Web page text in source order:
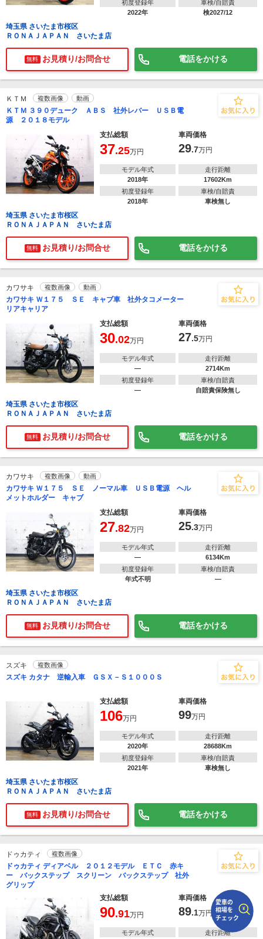
初度登録年
2022年
車検/自賠責
検2027/12
埼玉県 さいたま市桜区
ＲＯＮＡＪＡＰＡＮ さいたま店
無料 お見積り/お問合せ 電話をかける
ＫＴＭ 複数画像 動画
ＫＴＭ ３９０デューク ＡＢＳ 社外レバー ＵＳＢ電
源 ２０１８モデル
支払総額
車両価格
37.25万円 29.7万円
モデル年式
2018年
走行距離
17602Km
初度登録年
2018年
車検/自賠責
車検無し
埼玉県 さいたま市桜区
ＲＯＮＡＪＡＰＡＮ さいたま店
無料 お見積り/お問合せ 電話をかける
カワサキ 複数画像 動画
カワサキ Ｗ１７５ ＳＥ キャブ車 社外タコメーター
リアキャリア
支払総額
車両価格
30.02万円 27.5万円
モデル年式
―
走行距離
2714Km
初度登録年
―
車検/自賠責
自賠責保険無し
埼玉県 さいたま市桜区
ＲＯＮＡＪＡＰＡＮ さいたま店
無料 お見積り/お問合せ 電話をかける
カワサキ 複数画像 動画
カワサキ Ｗ１７５ ＳＥ ノーマル車 ＵＳＢ電源 ヘル
メットホルダー キャブ
支払総額
車両価格
27.82万円 25.3万円
モデル年式
―
走行距離
6134Km
初度登録年
年式不明
車検/自賠責
―
埼玉県 さいたま市桜区
ＲＯＮＡＪＡＰＡＮ さいたま店
無料 お見積り/お問合せ 電話をかける
スズキ 複数画像
スズキ カタナ 逆輸入車 ＧＳＸ－Ｓ１０００Ｓ
支払総額 車両価格
106万円 99万円
モデル年式
2020年
走行距離
28688Km
初度登録年
2021年
車検/自賠責
車検無し
埼玉県 さいたま市桜区
ＲＯＮＡＪＡＰＡＮ さいたま店
無料 お見積り/お問合せ 電話をかける
ドゥカティ 複数画像
ドゥカティ ディアベル ２０１２モデル ＥＴＣ 赤キ
ー バックステップ スクリーン バックステップ 社外
グリップ
支払総額
車両価格
90.91万円 89.1万円
モデル年式 走行距離
相場をチェック！
車種選択するだけ、かんたん相場検索
まずはメーカーを選択する